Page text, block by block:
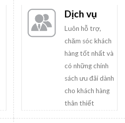
Dịch vụ
Luôn hỗ trợ,
chăm sóc khách
hàng tốt nhất và
có những chính
sách ưu đãi dành
cho khách hàng
thân thiết